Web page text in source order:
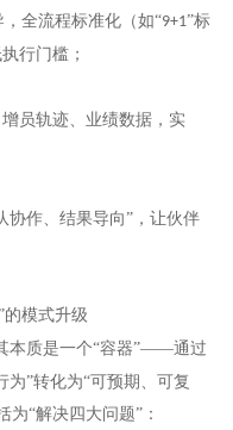
全流程标准化（如“9+1”标
行门槛；
员轨迹、业绩数据，实
协作、结果导向”，让伙伴
的模式升级
本质是一个“容器”——通过
为”转化为“可预期、可复
“解决四大问题”：